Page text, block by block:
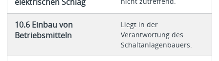
10.6 Einbau von
Betriebsmitteln
Liegt in der
Verantwortung des
Schaltanlagenbauers.